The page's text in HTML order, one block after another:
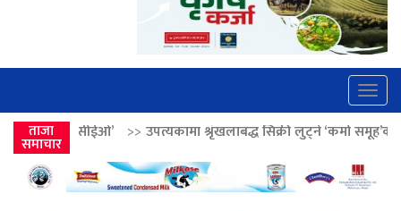
ताजा
समाचार
उपत्यकामा श्रृंखलाबद्ध सिक्री लुट्ने ‘कर्मा समूह’का नाइकेसहित पाँच पक्राउ